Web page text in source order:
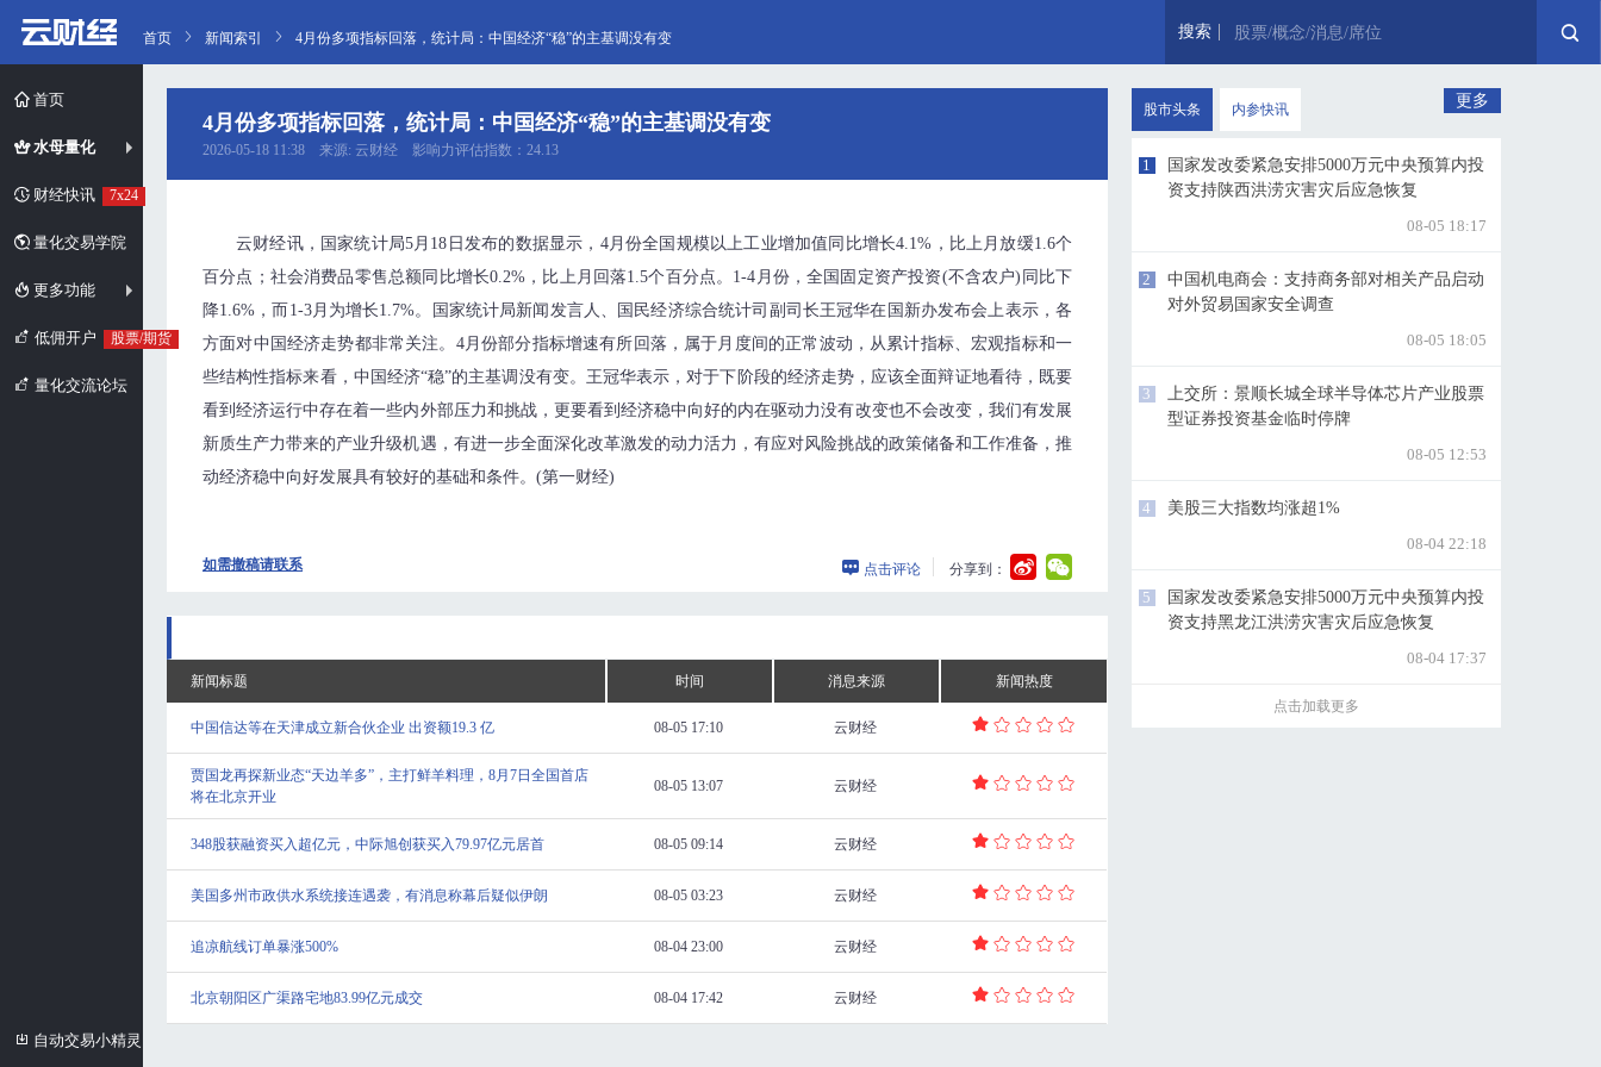
首页
水母量化
财经快讯 7x24
量化交易学院
更多功能
低佣开户 股票/期货
量化交流论坛
自动交易小精灵
首页 新闻索引 4月份多项指标回落，统计局：中国经济“稳”的主基调没有变 搜索 股票/概念/消息/席位
4月份多项指标回落，统计局：中国经济“稳”的主基调没有变
2026-05-18 11:38 来源: 云财经 影响力评估指数：24.13
云财经讯，国家统计局5月18日发布的数据显示，4月份全国规模以上工业增加值同比增长4.1%，比上月放缓1.6个
百分点；社会消费品零售总额同比增长0.2%，比上月回落1.5个百分点。1-4月份，全国固定资产投资(不含农户)同比下
降1.6%，而1-3月为增长1.7%。国家统计局新闻发言人、国民经济综合统计司副司长王冠华在国新办发布会上表示，各
方面对中国经济走势都非常关注。4月份部分指标增速有所回落，属于月度间的正常波动，从累计指标、宏观指标和一
些结构性指标来看，中国经济“稳”的主基调没有变。王冠华表示，对于下阶段的经济走势，应该全面辩证地看待，既要
看到经济运行中存在着一些内外部压力和挑战，更要看到经济稳中向好的内在驱动力没有改变也不会改变，我们有发展
新质生产力带来的产业升级机遇，有进一步全面深化改革激发的动力活力，有应对风险挑战的政策储备和工作准备，推
动经济稳中向好发展具有较好的基础和条件。(第一财经)
如需撤稿请联系 点击评论 分享到：
新闻标题 时间 消息来源 新闻热度
中国信达等在天津成立新合伙企业 出资额19.3 亿 08-05 17:10 云财经
贾国龙再探新业态“天边羊多”，主打鲜羊料理，8月7日全国首店
将在北京开业
08-05 13:07 云财经
348股获融资买入超亿元，中际旭创获买入79.97亿元居首 08-05 09:14 云财经
美国多州市政供水系统接连遇袭，有消息称幕后疑似伊朗 08-05 03:23 云财经
追凉航线订单暴涨500% 08-04 23:00 云财经
北京朝阳区广渠路宅地83.99亿元成交 08-04 17:42 云财经
股市头条 内参快讯 更多
1
国家发改委紧急安排5000万元中央预算内投
资支持陕西洪涝灾害灾后应急恢复
08-05 18:17
2
中国机电商会：支持商务部对相关产品启动
对外贸易国家安全调查
08-05 18:05
3
上交所：景顺长城全球半导体芯片产业股票
型证券投资基金临时停牌
08-05 12:53
4
美股三大指数均涨超1%
08-04 22:18
5
国家发改委紧急安排5000万元中央预算内投
资支持黑龙江洪涝灾害灾后应急恢复
08-04 17:37
点击加载更多